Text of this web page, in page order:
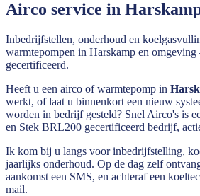
Airco service in
Inbedrijfstellen, onderhoud en
warmtepompen in Harskamp en
gecertificeerd.
Heeft u een airco of warmtepomp in
werkt, of laat u binnenkort een nieuw
worden in bedrijf gesteld? Snel Airco's is
en Stek BRL200 gecertificeerd bedrijf,
Ik kom bij u langs voor inbedrijfstelling,
jaarlijks onderhoud. Op de dag zelf
aankomst een SMS, en achteraf een
mail.